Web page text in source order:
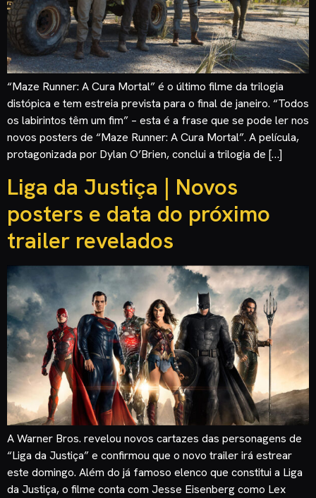
“Maze Runner: A Cura Mortal” é o último filme da trilogia
distópica e tem estreia prevista para o final de janeiro. “Todos
os labirintos têm um fim” – esta é a frase que se pode ler nos
novos posters de “Maze Runner: A Cura Mortal”. A película,
protagonizada por Dylan O’Brien, conclui a trilogia de […]
Liga da Justiça | Novos
posters e data do próximo
trailer revelados
A Warner Bros. revelou novos cartazes das personagens de
“Liga da Justiça” e confirmou que o novo trailer irá estrear
este domingo. Além do já famoso elenco que constitui a Liga
da Justiça, o filme conta com Jesse Eisenberg como Lex